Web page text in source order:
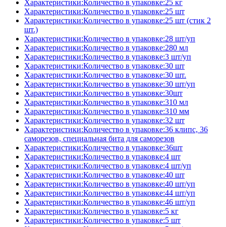
Характеристики:Количество в упаковке:25 кг
Характеристики:Количество в упаковке:25 шт
Характеристики:Количество в упаковке:25 шт (стик 2
шт.)
Характеристики:Количество в упаковке:28 шт/уп
Характеристики:Количество в упаковке:280 мл
Характеристики:Количество в упаковке:3 шт/уп
Характеристики:Количество в упаковке:30 шт
Характеристики:Количество в упаковке:30 шт.
Характеристики:Количество в упаковке:30 шт/уп
Характеристики:Количество в упаковке:30шт
Характеристики:Количество в упаковке:310 мл
Характеристики:Количество в упаковке:310 мм
Характеристики:Количество в упаковке:32 шт
Характеристики:Количество в упаковке:36 клипс, 36
саморезов, специальная бита для саморезов
Характеристики:Количество в упаковке:36шт
Характеристики:Количество в упаковке:4 шт
Характеристики:Количество в упаковке:4 шт/уп
Характеристики:Количество в упаковке:40 шт
Характеристики:Количество в упаковке:40 шт/уп
Характеристики:Количество в упаковке:44 шт/уп
Характеристики:Количество в упаковке:46 шт/уп
Характеристики:Количество в упаковке:5 кг
Характеристики:Количество в упаковке:5 шт